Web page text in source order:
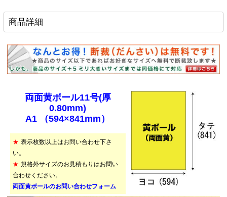
商品詳細
両面黄ボール11号(厚
0.80mm)
A1 （594×841mm）
★ 表示枚数以上はお問い合わせ下さ
い。
★ 規格外サイズのお見積もりはお問い
合わせください。
両面黄ボールのお問い合わせフォーム